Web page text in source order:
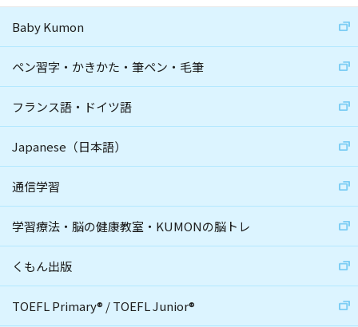
Baby Kumon
ペン習字・かきかた・筆ペン・毛筆
フランス語・ドイツ語
Japanese（日本語）
通信学習
学習療法・脳の健康教室・KUMONの脳トレ
くもん出版
TOEFL Primary® /TOEFL Junior®